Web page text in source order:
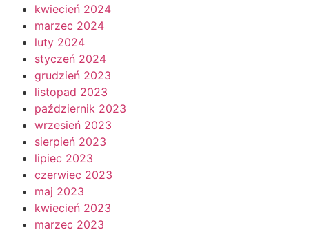
kwiecień 2024
marzec 2024
luty 2024
styczeń 2024
grudzień 2023
listopad 2023
październik 2023
wrzesień 2023
sierpień 2023
lipiec 2023
czerwiec 2023
maj 2023
kwiecień 2023
marzec 2023